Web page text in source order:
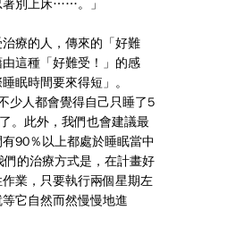
著別上床……。」
療的人，傳來的「好難
這種「好難受！」的感
眠時間要來得短」。
少人都會覺得自己只睡了5
。此外，我們也會建議最
90％以上都處於睡眠當中
的治療方式是，在計畫好
業，只要執行兩個星期左
它自然而然慢慢地進